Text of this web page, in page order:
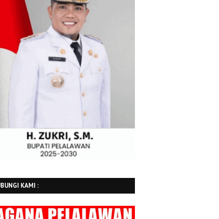
KAMI :